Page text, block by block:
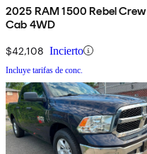
2025 RAM 1500 Rebel Crew
Cab 4WD
$42,108 Incierto
Incluye tarifas de conc.